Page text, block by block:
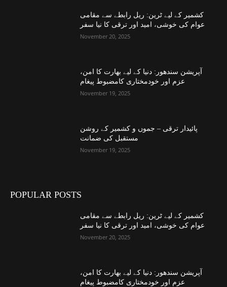
کشمیر کے لیے ٹرین: ریل رابطے سے مقامی
عوام کی خوشی، امید اور ترقی کا نیا سفر
November 20, 2025
آپریشن سندھور: دنیا کے لیے بھارت کا امن،
عزم اور خودمختاری کامضبوط پیغام
November 19, 2025
پائیدار ترقی – جموں و کشمیر کے روشن
مستقبل کی ضمانت
November 19, 2025
POPULAR POSTS
کشمیر کے لیے ٹرین: ریل رابطے سے مقامی
عوام کی خوشی، امید اور ترقی کا نیا سفر
November 20, 2025
آپریشن سندھور: دنیا کے لیے بھارت کا امن،
عزم اور خودمختاری کامضبوط پیغام